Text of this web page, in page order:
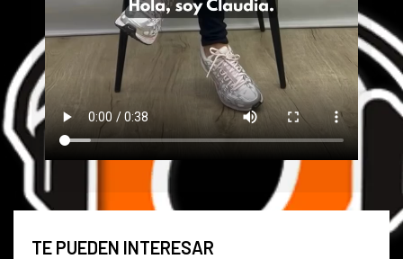
TE PUEDEN INTERESAR